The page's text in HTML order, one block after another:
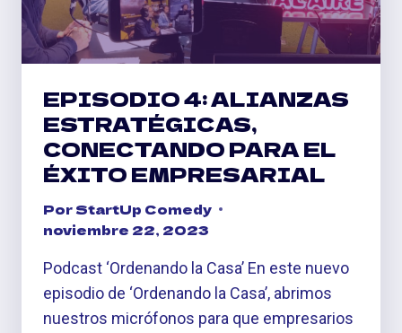
EPISODIO 4: ALIANZAS
ESTRATÉGICAS,
CONECTANDO PARA EL
ÉXITO EMPRESARIAL
PorStartUp Comedy
noviembre 22, 2023
Podcast ‘Ordenando la Casa’ En este nuevo
episodio de ‘Ordenando la Casa’, abrimos
nuestros micrófonos para que empresarios